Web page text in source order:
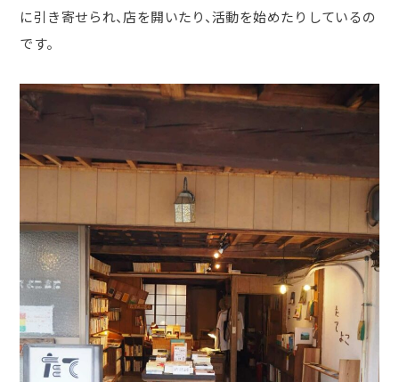
に引き寄せられ、店を開いたり、活動を始めたりしているの
です。